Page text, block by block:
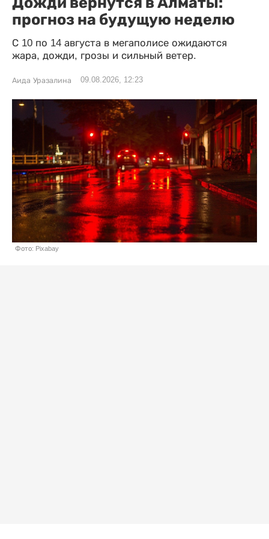
прогноз на будущую неделю
С 10 по 14 августа в мегаполисе ожидаются
жара, дожди, грозы и сильный ветер.
Аида Уразалина 09.08.2026, 12:23
Фото: Pixabay